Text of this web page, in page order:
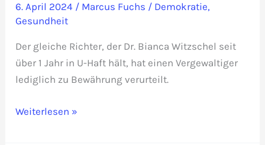
6. April 2024 / Marcus Fuchs / Demokratie,
Gesundheit
Der gleiche Richter, der Dr. Bianca Witzschel seit
über 1 Jahr in U-Haft hält, hat einen Vergewaltiger
lediglich zu Bewährung verurteilt.
Skandal:
Weiterlesen »